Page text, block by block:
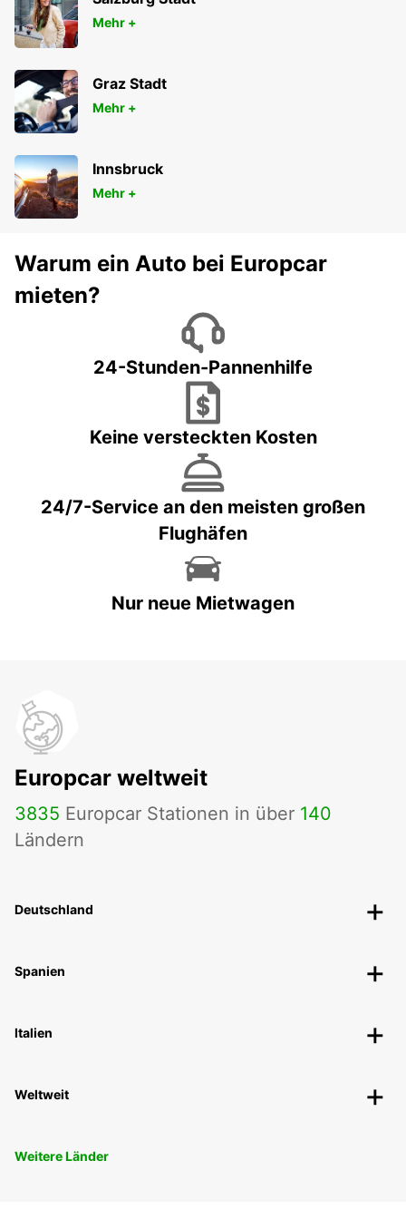
Mehr +
Graz Stadt
Mehr +
Innsbruck
Mehr +
Warum ein Auto bei Europcar
mieten?
24-Stunden-Pannenhilfe
Keine versteckten Kosten
24/7-Service an den meisten großen
Flughäfen
Nur neue Mietwagen
Europcar weltweit
3835 Europcar Stationen in über 140
Ländern
Deutschland
Spanien
Italien
Weltweit
Weitere Länder